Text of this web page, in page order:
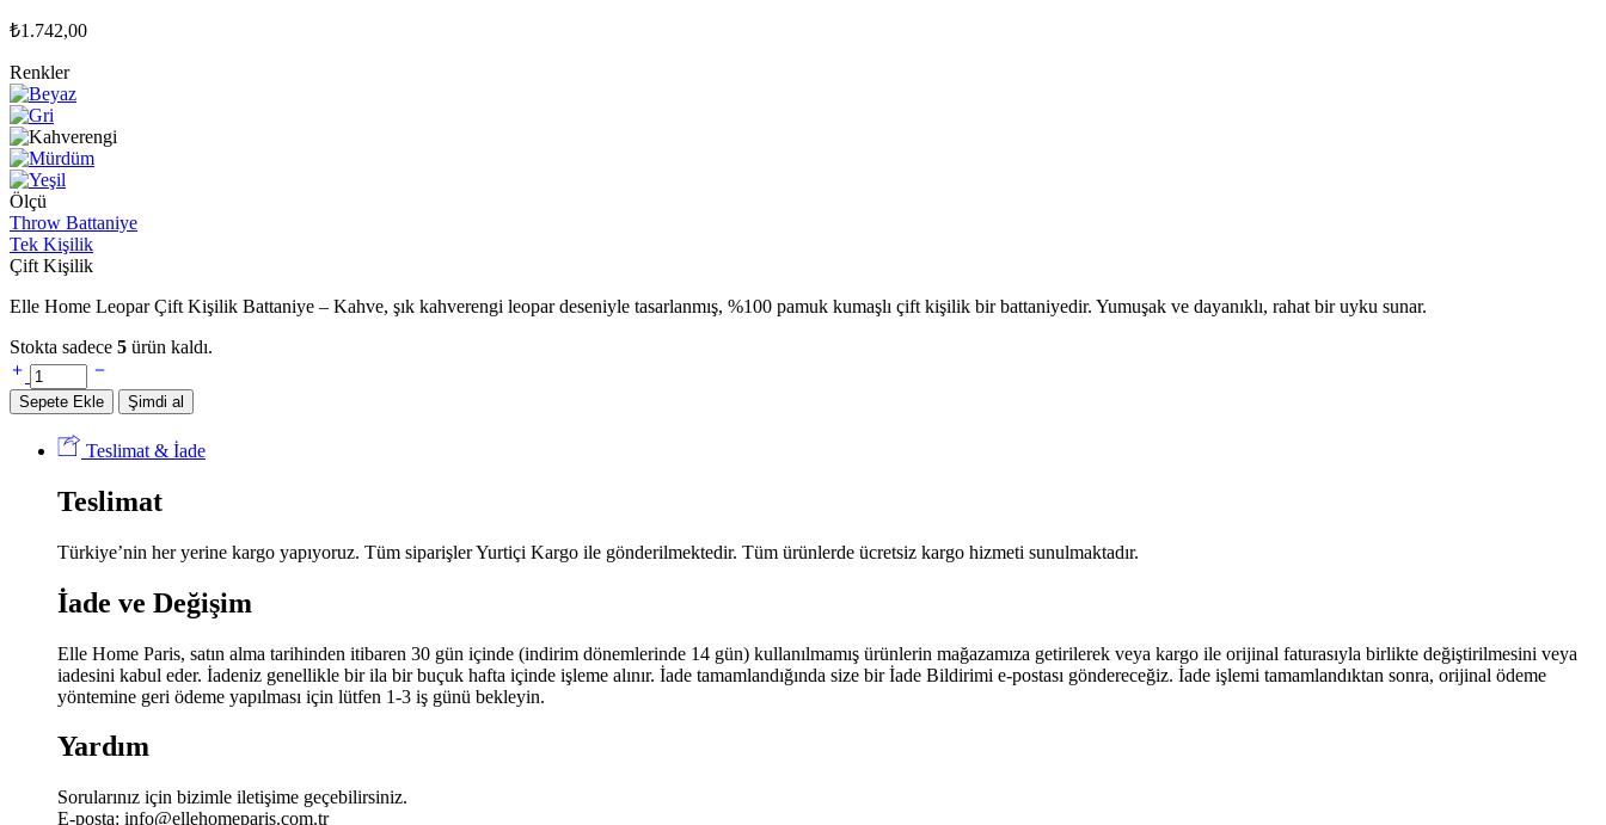
₺1.742,00
Renkler
Ölçü
Throw Battaniye
Tek Kişilik
Çift Kişilik
Elle Home Leopar Çift Kişilik Battaniye – Kahve, şık kahverengi leopar deseniyle tasarlanmış, %100 pamuk kumaşlı çift kişilik bir battaniyedir. Yumuşak ve dayanıklı, rahat bir uyku sunar.
Stokta sadece 5 ürün kaldı.
Elle
Home
Leopar
Kişilik
Sepete Ekle Şimdi al
Teslimat & İade
Teslimat
Türkiye’nin her yerine kargo yapıyoruz. Tüm siparişler Yurtiçi Kargo ile gönderilmektedir. Tüm ürünlerde ücretsiz kargo hizmeti sunulmaktadır.
İade ve Değişim
Elle Home Paris, satın alma tarihinden itibaren 30 gün içinde (indirim dönemlerinde 14 gün) kullanılmamış ürünlerin mağazamıza getirilerek veya kargo ile orijinal faturasıyla birlikte değiştirilmesini veya
iadesini kabul eder. İadeniz genellikle bir ila bir buçuk hafta içinde işleme alınır. İade tamamlandığında size bir İade Bildirimi e-postası göndereceğiz. İade işlemi tamamlandıktan sonra, orijinal ödeme
yöntemine geri ödeme yapılması için lütfen 1-3 iş günü bekleyin.
Yardım
Sorularınız için bizimle iletişime geçebilirsiniz.
E-posta: info@ellehomeparis.com.tr